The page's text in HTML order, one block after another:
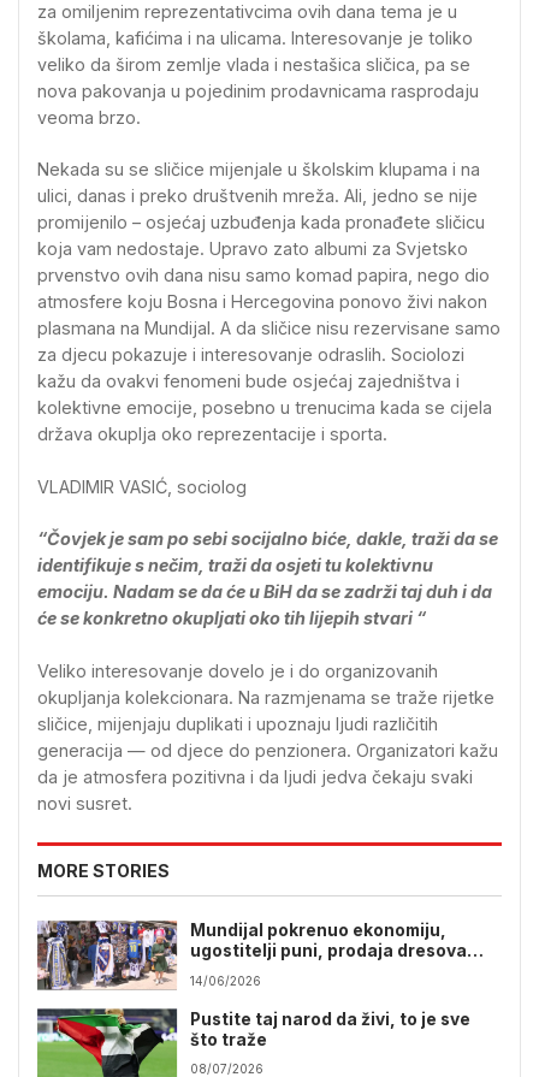
za omiljenim reprezentativcima ovih dana tema je u
školama, kafićima i na ulicama. Interesovanje je toliko
veliko da širom zemlje vlada i nestašica sličica, pa se
nova pakovanja u pojedinim prodavnicama rasprodaju
veoma brzo.
Nekada su se sličice mijenjale u školskim klupama i na
ulici, danas i preko društvenih mreža. Ali, jedno se nije
promijenilo – osjećaj uzbuđenja kada pronađete sličicu
koja vam nedostaje. Upravo zato albumi za Svjetsko
prvenstvo ovih dana nisu samo komad papira, nego dio
atmosfere koju Bosna i Hercegovina ponovo živi nakon
plasmana na Mundijal. A da sličice nisu rezervisane samo
za djecu pokazuje i interesovanje odraslih. Sociolozi
kažu da ovakvi fenomeni bude osjećaj zajedništva i
kolektivne emocije, posebno u trenucima kada se cijela
država okuplja oko reprezentacije i sporta.
VLADIMIR VASIĆ, sociolog
“Čovjek je sam po sebi socijalno biće, dakle, traži da se
identifikuje s nečim, traži da osjeti tu kolektivnu
emociju. Nadam se da će u BiH da se zadrži taj duh i da
će se konkretno okupljati oko tih lijepih stvari “
Veliko interesovanje dovelo je i do organizovanih
okupljanja kolekcionara. Na razmjenama se traže rijetke
sličice, mijenjaju duplikati i upoznaju ljudi različitih
generacija — od djece do penzionera. Organizatori kažu
da je atmosfera pozitivna i da ljudi jedva čekaju svaki
novi susret.
MORE STORIES
Mundijal pokrenuo ekonomiju,
ugostitelji puni, prodaja dresova
Zmajeva eksplodirala
14/06/2026
Pustite taj narod da živi, to je sve
što traže
08/07/2026